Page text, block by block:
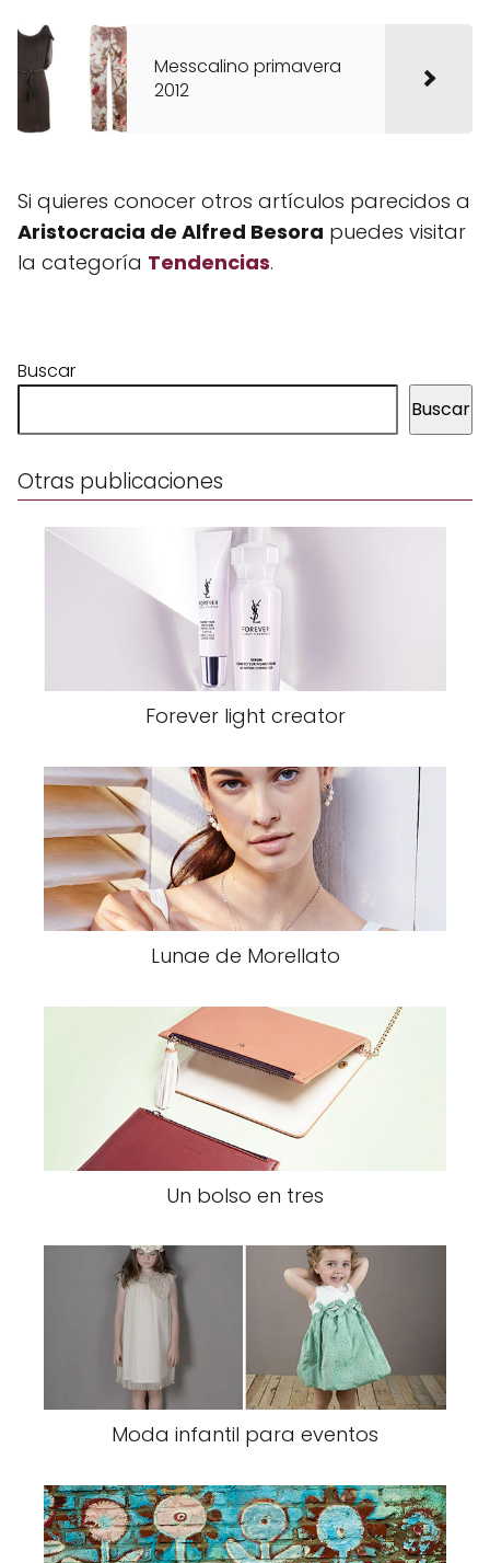
Messcalino primavera
2012
Si quieres conocer otros artículos parecidos a
Aristocracia de Alfred Besora puedes visitar
la categoría Tendencias.
Buscar
Buscar
Otras publicaciones
Forever light creator
Lunae de Morellato
Un bolso en tres
Moda infantil para eventos